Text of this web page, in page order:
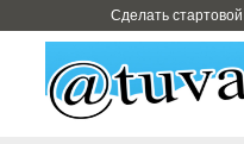
Сделать стартовой